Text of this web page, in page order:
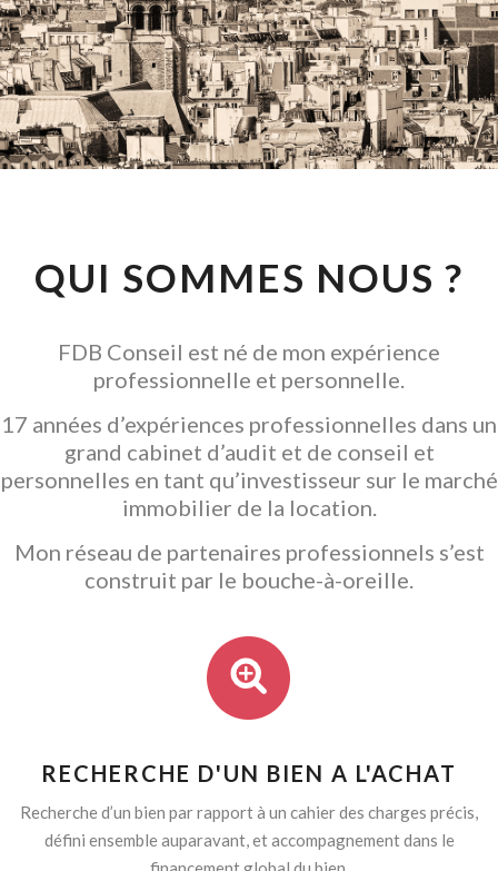
CONSEIL EN
INVESTISSEMENT
LOCATIF
GARANTIR L' ACQUISITION
QUI SOMMES NOUS ?
FDB Conseil est né de mon expérience
professionnelle et personnelle.
17 années d’expériences professionnelles dans un
grand cabinet d’audit et de conseil et
personnelles en tant qu’investisseur sur le marché
immobilier de la location.
Mon réseau de partenaires professionnels s’est
construit par le bouche-à-oreille.
RECHERCHE D'UN BIEN A L'ACHAT
Recherche d’un bien par rapport à un cahier des charges précis,
défini ensemble auparavant, et accompagnement dans le